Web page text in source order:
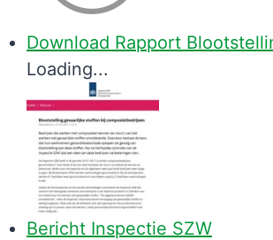
Download Rapport
Loading...
Bericht Inspectie SZW